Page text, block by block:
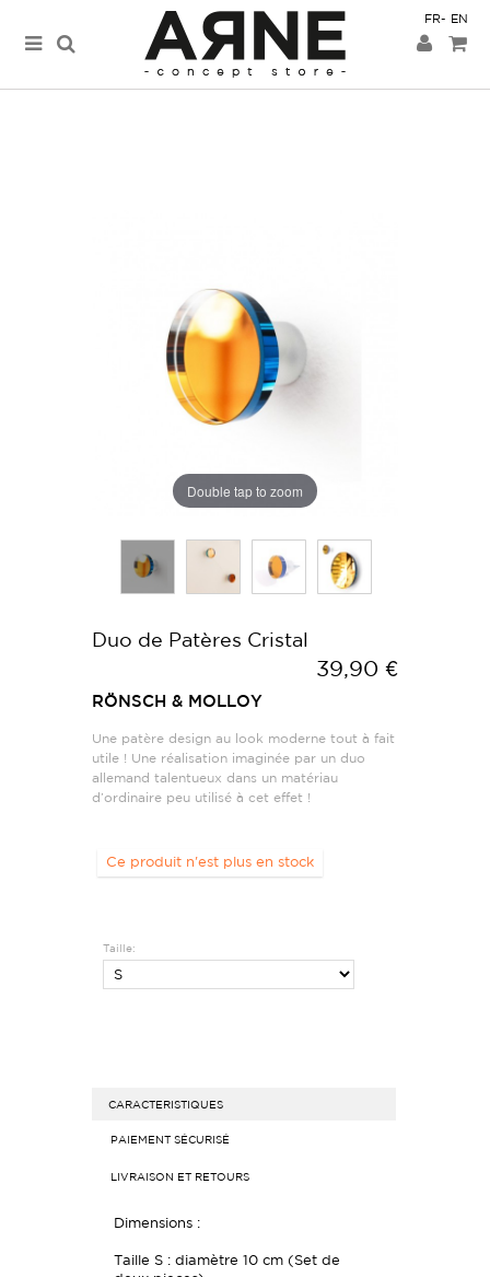
FR EN
Double tap to zoom
Duo de Patères Cristal
39,90 €
RÖNSCH & MOLLOY
Une patère design au look moderne tout à fait
utile ! Une réalisation imaginée par un duo
allemand talentueux dans un matériau
d’ordinaire peu utilisé à cet effet !
Ce produit n'est plus en stock
Taille:
CARACTERISTIQUES
PAIEMENT SÉCURISÉ
LIVRAISON ET RETOURS
Dimensions :
Taille S : diamètre 10 cm (Set de